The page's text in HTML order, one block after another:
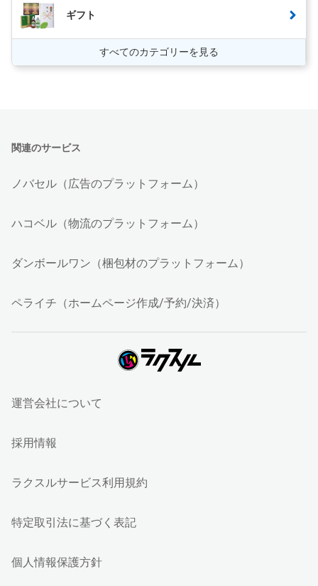
ギフト
すべてのカテゴリーを見る
関連のサービス
ノバセル（広告のプラットフォーム）
ハコベル（物流のプラットフォーム）
ダンボールワン（梱包材のプラットフォーム）
ペライチ（ホームページ作成/予約/決済）
運営会社について
採用情報
ラクスルサービス利用規約
特定取引法に基づく表記
個人情報保護方針